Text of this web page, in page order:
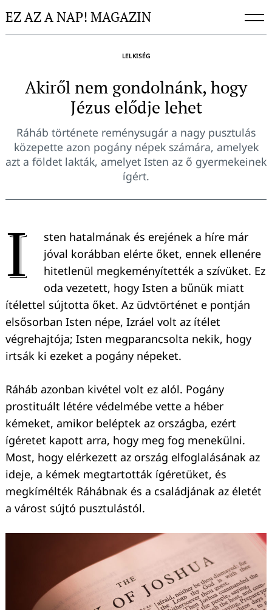
toEZ AZ A NAP! MAGAZIN
LELKISÉG
Akiről nem gondolnánk, hogy
Jézus elődje lehet
Ráháb története reménysugár a nagy pusztulás
közepette azon pogány népek számára, amelyek
azt a földet lakták, amelyet Isten az ő gyermekeinek
ígért.
I
sten hatalmának és erejének a híre már
jóval korábban elérte őket, ennek ellenére
hitetlenül megkeményítették a szívüket. Ez
oda vezetett, hogy Isten a bűnük miatt
ítélettel sújtotta őket. Az üdvtörténet e pontján
elsősorban Isten népe, Izráel volt az ítélet
végrehajtója; Isten megparancsolta nekik, hogy
irtsák ki ezeket a pogány népeket.
Ráháb azonban kivétel volt ez alól. Pogány
prostituált létére védelmébe vette a héber
kémeket, amikor beléptek az országba, ezért
ígéretet kapott arra, hogy meg fog menekülni.
Most, hogy elérkezett az ország elfoglalásának az
ideje, a kémek megtartották ígéretüket, és
megkímélték Ráhábnak és a családjának az életét
a várost sújtó pusztulástól.